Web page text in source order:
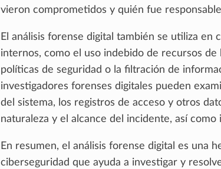
vieron comprometidos y quién fue
El análisis forense digital también se utiliza en
internos, como el uso indebido de recursos de
políticas de seguridad o la filtración de
investigadores forenses digitales pueden
del sistema, los registros de acceso y otros
naturaleza y el alcance del incidente, así
En resumen, el análisis forense digital es una
ciberseguridad que ayuda a investigar y